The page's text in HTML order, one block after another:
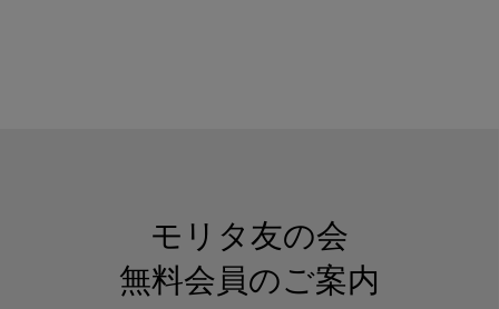
モリタ友の会
無料会員のご案内